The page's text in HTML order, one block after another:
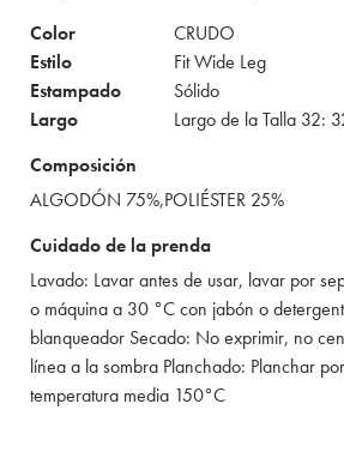
Color
CRUDO
Estilo
Fit Wide Leg
Estampado
Sólido
Largo
Largo de la Talla 32:
Composición
ALGODÓN 75%,POLIÉSTER 25%
Cuidado de la prenda
Lavado: Lavar antes de usar, lavar por
o máquina a 30 °C con jabón o
blanqueador Secado: No exprimir, no
línea a la sombra Planchado: Planchar
temperatura media 150°C